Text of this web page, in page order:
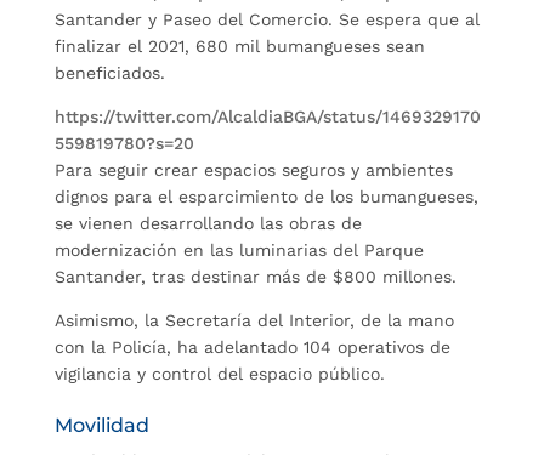
Santander y Paseo del Comercio. Se espera que al
finalizar el 2021, 680 mil bumangueses sean
beneficiados.
https://twitter.com/AlcaldiaBGA/status/1469329170
559819780?s=20
Para seguir crear espacios seguros y ambientes
dignos para el esparcimiento de los bumangueses,
se vienen desarrollando las obras de
modernización en las luminarias del Parque
Santander, tras destinar más de $800 millones.
Asimismo, la Secretaría del Interior, de la mano
con la Policía, ha adelantado 104 operativos de
vigilancia y control del espacio público.
Movilidad